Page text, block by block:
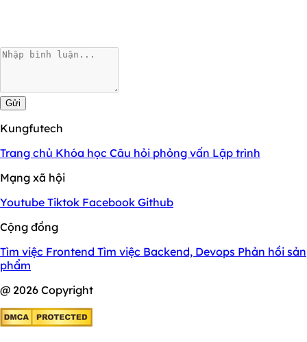
Gửi
Kungfutech
Trang chủ Khóa học Câu hỏi phỏng vấn Lập trình
Mạng xã hội
Youtube Tiktok Facebook Github
Cộng đồng
Tìm việc Frontend Tìm việc Backend, Devops Phản hồi sản
phẩm
@ 2026 Copyright